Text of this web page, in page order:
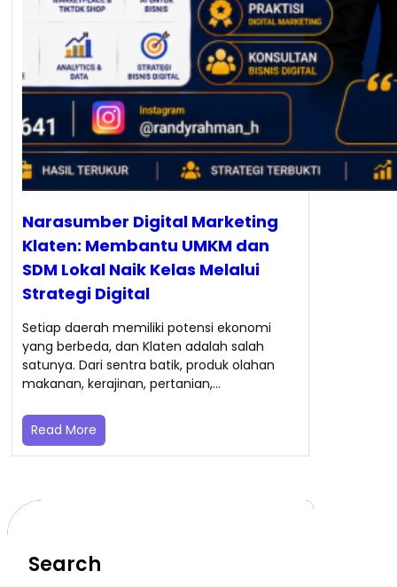
Narasumber Digital Marketing
Klaten: Membantu UMKM dan
SDM Lokal Naik Kelas Melalui
Strategi Digital
Setiap daerah memiliki potensi ekonomi
yang berbeda, dan Klaten adalah salah
satunya. Dari sentra batik, produk olahan
makanan, kerajinan, pertanian,…
Read More
Search